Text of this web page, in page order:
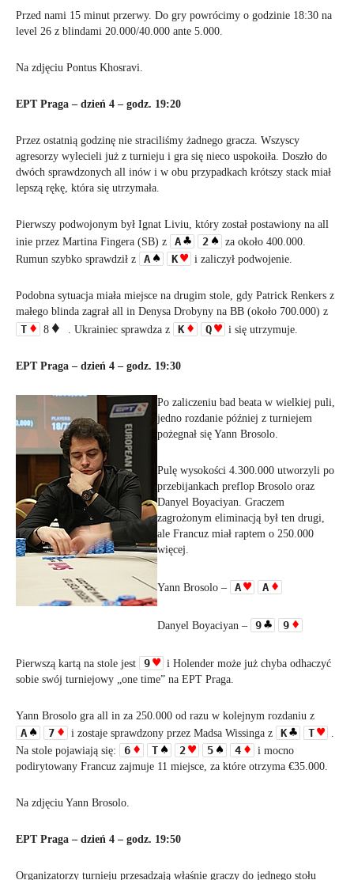
Przed nami 15 minut przerwy. Do gry powrócimy o godzinie 18:30 na
level 26 z blindami 20.000/40.000 ante 5.000.
Na zdjęciu Pontus Khosravi.
EPT Praga – dzień 4 – godz. 19:20
Przez ostatnią godzinę nie straciliśmy żadnego gracza. Wszyscy
agresorzy wylecieli już z turnieju i gra się nieco uspokoiła. Doszło do
dwóch sprawdzonych all inów i w obu przypadkach krótszy stack miał
lepszą rękę, która się utrzymała.
Pierwszy podwojonym był Ignat Liviu, który został postawiony na all
inie przez Martina Fingera (SB) z
A 2
za około 400.000.
Rumun szybko sprawdził z
A K i zaliczył podwojenie.
Podobna sytuacja miała miejsce na drugim stole, gdy Patrick Renkers z
małego blinda zagrał all in Denysa Drobyny na BB (około 700.000) z
T 8 . Ukrainiec sprawdza z K Q i się utrzymuje.
EPT Praga – dzień 4 – godz. 19:30
Po zaliczeniu bad beata w wielkiej puli,
jedno rozdanie później z turniejem
pożegnał się Yann Brosolo.
Pulę wysokości 4.300.000 utworzyli po
przebijankach preflop Brosolo oraz
Danyel Boyaciyan. Graczem
zagrożonym eliminacją był ten drugi,
ale Francuz miał raptem o 250.000
więcej.
Yann Brosolo – A A
Danyel Boyaciyan – 9 9
Pierwszą kartą na stole jest 9 i Holender może już chyba odhaczyć
sobie swój turniejowy „one time” na EPT Praga.
Yann Brosolo gra all in za 250.000 od razu w kolejnym rozdaniu z
A 7 i zostaje sprawdzony przez Madsa Wissinga z K T
Na stole pojawiają się:
6 T 2 5 4
i mocno
podirytowany Francuz zajmuje 11 miejsce, za które otrzyma €35.000
Na zdjęciu Yann Brosolo.
EPT Praga – dzień 4 – godz. 19:50
Organizatorzy turnieju przesadzają właśnie graczy do jednego stołu